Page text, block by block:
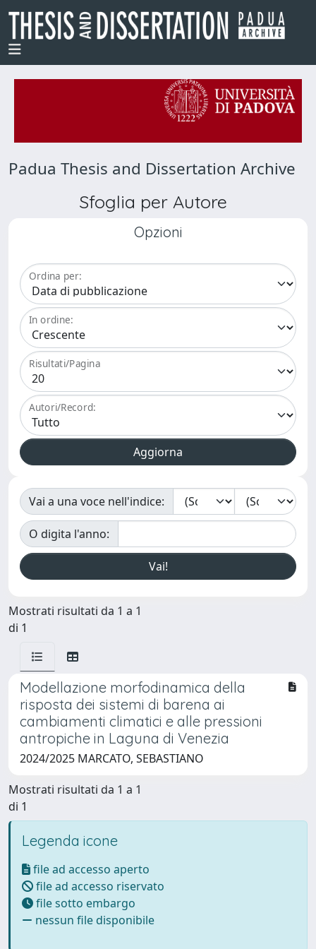
Padua Thesis and Dissertation Archive
Sfoglia per Autore
Opzioni
Ordina per:
In ordine:
Risultati/Pagina
Autori/Record:
Vai a una voce nell'indice:
O digita l'anno:
Mostrati risultati da 1 a 1
di 1
Modellazione morfodinamica della
risposta dei sistemi di barena ai
cambiamenti climatici e alle pressioni
antropiche in Laguna di Venezia
2024/2025 MARCATO, SEBASTIANO
Mostrati risultati da 1 a 1
di 1
Legenda icone
file ad accesso aperto
file ad accesso riservato
file sotto embargo
nessun file disponibile